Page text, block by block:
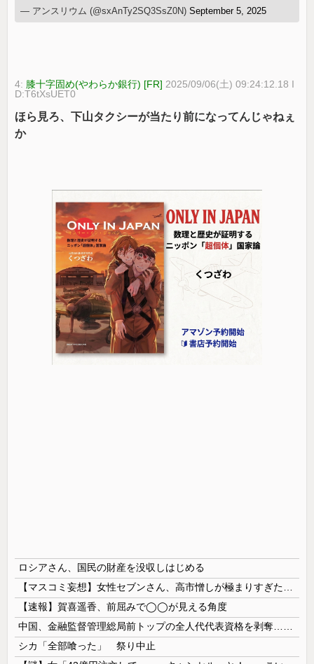
— アンスリウム (@sxAnTy2SQ3SsZ0N)September 5, 2025
4: 膝十字固め(やわらか銀行) [FR] 2025/09/06(土) 09:24:12.18 I
D:T6tXsUET0
ほら見ろ、下山タクシーが当たり前になってんじゃねぇ
か
ロシアさん、国民の財産を没収しはじめる
【速報】賀喜遥香、前屈みで◯◯が見える角度
シカ「全部喰った」 祭り中止